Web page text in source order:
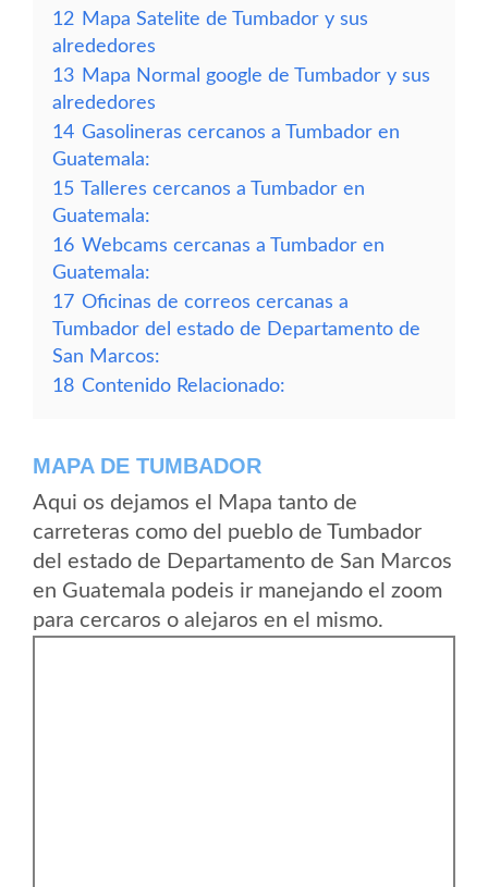
12 Mapa Satelite de Tumbador y sus
alrededores
13 Mapa Normal google de Tumbador y sus
alrededores
14 Gasolineras cercanos a Tumbador en
Guatemala:
15 Talleres cercanos a Tumbador en
Guatemala:
16 Webcams cercanas a Tumbador en
Guatemala:
17 Oficinas de correos cercanas a
Tumbador del estado de Departamento de
San Marcos:
18 Contenido Relacionado:
MAPA DE TUMBADOR
Aqui os dejamos el Mapa tanto de
carreteras como del pueblo de Tumbador
del estado de Departamento de San Marcos
en Guatemala podeis ir manejando el zoom
para cercaros o alejaros en el mismo.